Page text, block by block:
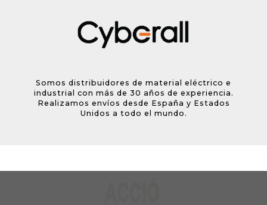
Somos distribuidores de material eléctrico e
industrial con más de 30 años de experiencia.
Realizamos envíos desde España y Estados
Unidos a todo el mundo.